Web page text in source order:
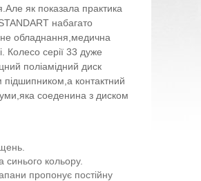
як показала практика
набагато
обладнання,медична
Колесо серії 33 дуже
поліамідний диск
контактний
соеденина з диском
синього кольору.
пропонує постійну